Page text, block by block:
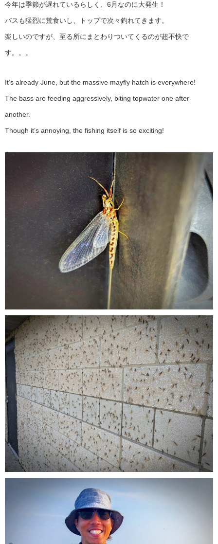
今年は季節が遅れているらしく、6月なのに大発生！
バスも猛烈に荒食いし、トップで次々釣れてきます。
楽しいのですが、至る所にまとわりついてくるのが超不快で
す。。。
It’s already June, but the massive mayfly hatch is everywhere!
The bass are feeding aggressively, biting topwater one after
another.
Though it’s annoying, the fishing itself is so exciting!